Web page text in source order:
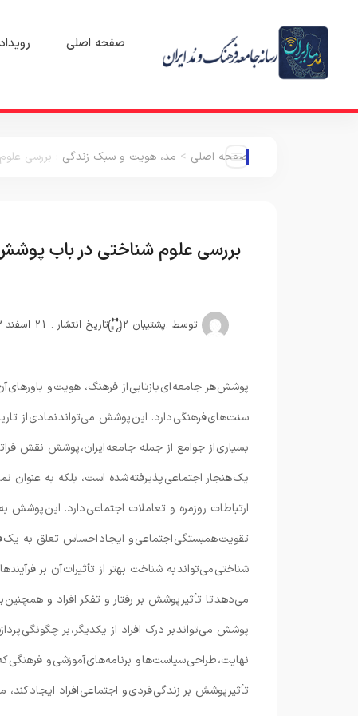
صفحه اصلی
صفحه اصلی > مد، هویت و سبک زندگی : بررسی
بررسی علوم شناختی در باب پوشش
توسط :پشتیبان 2 تاریخ انتشار : 21 اسفند 1403
پوشش هر جامعه ای بازتابی از فرهنگ، هویت و
سنت‌های فرهنگی دارد. این پوشش می‌تواند نمادی از
بسیاری از جوامع از جمله جامعه ایران، پوشش نقش فراتر
یک هنجار اجتماعی پذیرفته شده است، بلکه به عنوان
ارتباطات روزمره و تعاملات اجتماعی دارد. این
تقویت همبستگی اجتماعی و ایجاد احساس تعلق به یک
شناختی می‌تواند به شناخت بهتر از تأثیرات آن بر
می‌دهد تا تأثیر پوشش بر رفتار و تفکر افراد و همچنین
پوشش می‌تواند بر درک افراد از یکدیگر، بر چگونگی
نهایت، طراحی سیاست‌ها و برنامه‌های آموزشی و
تأثیر پوشش بر زندگی فردی و اجتماعی افراد ایجاد